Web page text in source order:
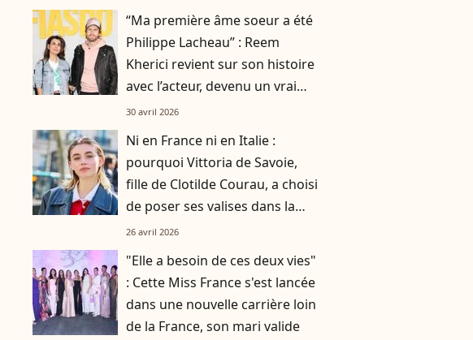
“Ma première âme soeur a été
Philippe Lacheau” : Reem
Kherici revient sur son histoire
avec l’acteur, devenu un vrai
ami maintenant
30 avril 2026
Ni en France ni en Italie :
pourquoi Vittoria de Savoie,
fille de Clotilde Courau, a choisi
de poser ses valises dans la
ville la plus chère d’Europe
26 avril 2026
"Elle a besoin de ces deux vies"
: Cette Miss France s'est lancée
dans une nouvelle carrière loin
de la France, son mari valide